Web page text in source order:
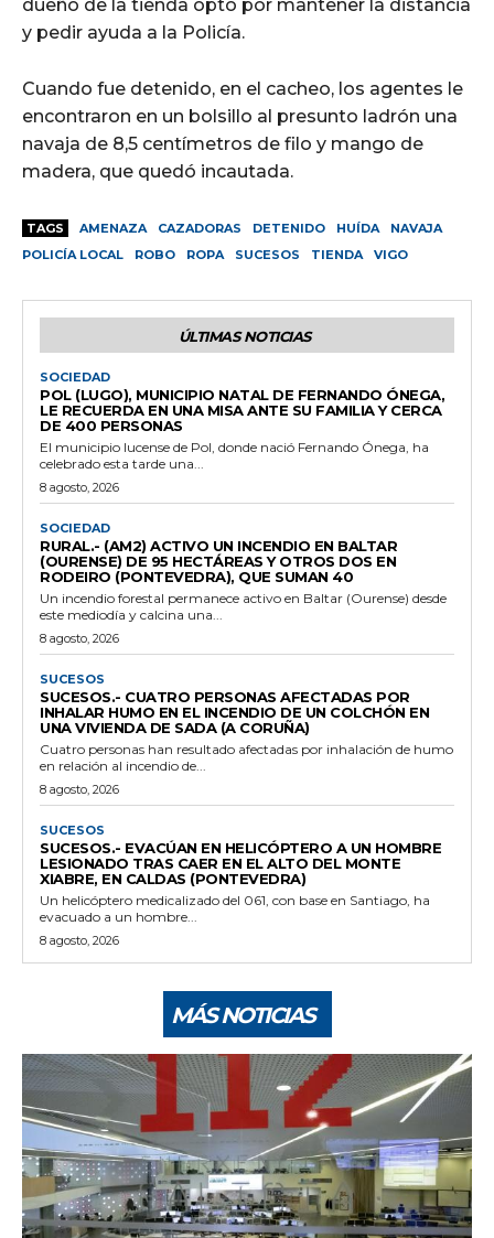
dueño de la tienda optó por mantener la distancia
y pedir ayuda a la Policía.
Cuando fue detenido, en el cacheo, los agentes le
encontraron en un bolsillo al presunto ladrón una
navaja de 8,5 centímetros de filo y mango de
madera, que quedó incautada.
TAGS AMENAZA CAZADORAS DETENIDO HUÍDA
NAVAJA
POLICÍA LOCAL
ROBO ROPA SUCESOS TIENDA VIGO
ÚLTIMAS NOTICIAS
SOCIEDAD
POL (LUGO), MUNICIPIO NATAL DE FERNANDO ÓNEGA,
LE RECUERDA EN UNA MISA ANTE SU FAMILIA Y CERCA
DE 400 PERSONAS
El municipio lucense de Pol, donde nació Fernando Ónega, ha
celebrado esta tarde una...
8 agosto, 2026
SOCIEDAD
RURAL.- (AM2) ACTIVO UN INCENDIO EN BALTAR
(OURENSE) DE 95 HECTÁREAS Y OTROS DOS EN
RODEIRO (PONTEVEDRA), QUE SUMAN 40
Un incendio forestal permanece activo en Baltar (Ourense) desde
este mediodía y calcina una...
8 agosto, 2026
SUCESOS
SUCESOS.- CUATRO PERSONAS AFECTADAS POR
INHALAR HUMO EN EL INCENDIO DE UN COLCHÓN EN
UNA VIVIENDA DE SADA (A CORUÑA)
Cuatro personas han resultado afectadas por inhalación de humo
en relación al incendio de...
8 agosto, 2026
SUCESOS
SUCESOS.- EVACÚAN EN HELICÓPTERO A UN HOMBRE
LESIONADO TRAS CAER EN EL ALTO DEL MONTE
XIABRE, EN CALDAS (PONTEVEDRA)
Un helicóptero medicalizado del 061, con base en Santiago, ha
evacuado a un hombre...
8 agosto, 2026
MÁS NOTICIAS